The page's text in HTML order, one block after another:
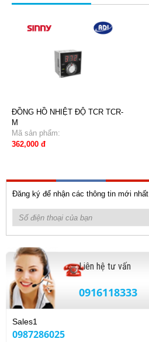
ĐỒNG HỒ NHIỆT ĐỘ TCR TCR-
M
Mã sản phẩm:
362,000 đ
Đăng ký để nhận các thông tin mới nhất
Liên hệ tư vấn
0916118333
Sales1
0987286025